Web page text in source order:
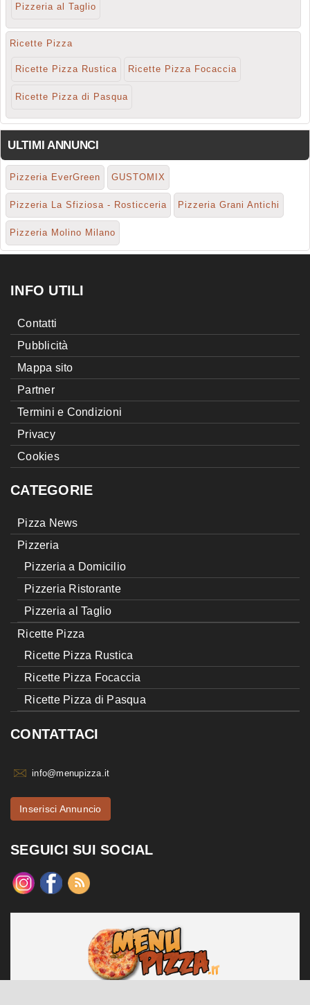
Pizzeria al Taglio
Ricette Pizza
Ricette Pizza Rustica Ricette Pizza Focaccia
Ricette Pizza di Pasqua
ULTIMI ANNUNCI
Pizzeria EverGreen GUSTOMIX
Pizzeria La Sfiziosa - Rosticceria Pizzeria Grani Antichi
Pizzeria Molino Milano
INFO UTILI
Contatti
Pubblicità
Mappa sito
Partner
Termini e Condizioni
Privacy
Cookies
CATEGORIE
Pizza News
Pizzeria
Pizzeria a Domicilio
Pizzeria Ristorante
Pizzeria al Taglio
Ricette Pizza
Ricette Pizza Rustica
Ricette Pizza Focaccia
Ricette Pizza di Pasqua
CONTATTACI
info@menupizza.it
Inserisci Annuncio
SEGUICI SUI SOCIAL